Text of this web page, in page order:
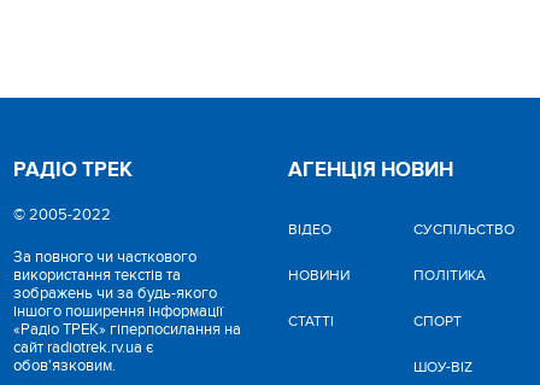
РАДІО ТРЕК
© 2005-2022
За повного чи часткового
використання текстів та
зображень чи за будь-якого
іншого поширення інформації
«Радіо ТРЕК» гіперпосилання на
сайт radiotrek.rv.ua є
обов'язковим.
АГЕНЦІЯ НОВИН
ВІДЕО
НОВИНИ
СТАТТІ
CУСПІЛЬСТВО
ПОЛІТИКА
СПОРТ
ШОУ-BIZ